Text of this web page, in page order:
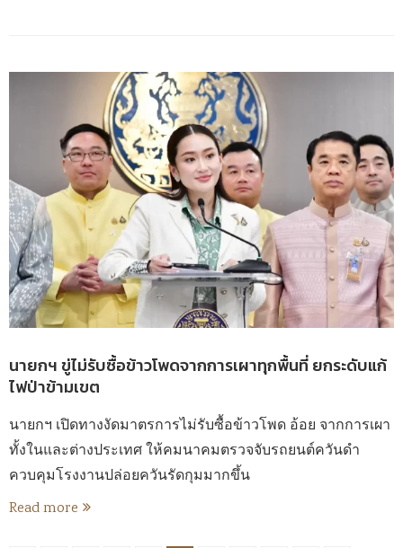
นายกฯ ขู่ไม่รับซื้อข้าวโพดจากการเผาทุกพื้นที่ ยกระดับแก้
ไฟป่าข้ามเขต
นายกฯ เปิดทางงัดมาตรการไม่รับซื้อข้าวโพด อ้อย จากการเผา
ทั้งในและต่างประเทศ ให้คมนาคมตรวจจับรถยนต์ควันดำ
ควบคุมโรงงานปล่อยควันรัดกุมมากขึ้น
Read more